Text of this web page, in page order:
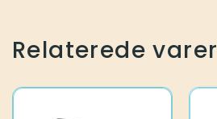
Relaterede varer